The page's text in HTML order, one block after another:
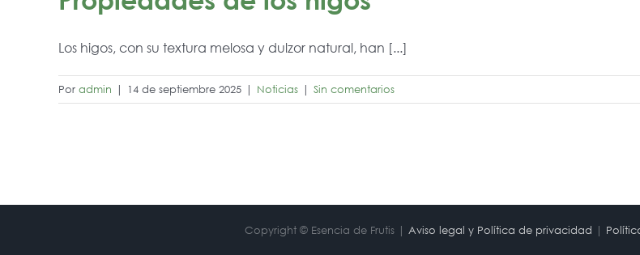
Los higos, con su textura melosa y dulzor natural, han [...]
Por admin | 14 de septiembre 2025 | Noticias | Sin comentarios
Copyright © Esencia de Frutis | Aviso legal y Política de privacidad |